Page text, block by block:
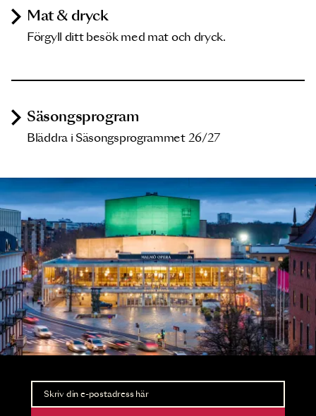
Mat & dryck
Förgyll ditt besök med mat och dryck.
Säsongsprogram
Bläddra i Säsongsprogrammet 26/27
Nyhetsbrev
Ta del av förhandsinformation och biljettsläpp.